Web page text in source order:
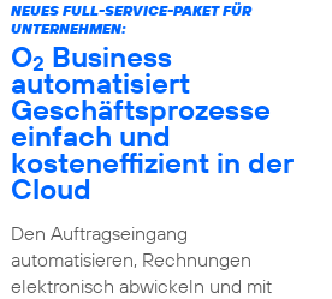
NEUES FULL-SERVICE-PAKET FÜR
UNTERNEHMEN:
O2 Business
automatisiert
Geschäftsprozesse
einfach und
kosteneffizient in der
Cloud
Den Auftragseingang
automatisieren, Rechnungen
elektronisch abwickeln und mit